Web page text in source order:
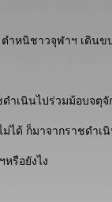
ำหนิชาวจุฬาฯ เดินข
ำเนินไปร่วมม้อบจตุจั
ได้ ก็มาจากราชดำเ
รือยังไง